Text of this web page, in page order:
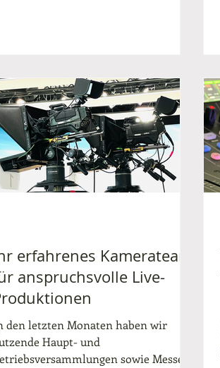
Jeder kann die
- auch spontan nachts
Jeder! Wir dürfen an dieser
(wie so häufig) nicht genau
sprechen, woran wir drei
gearbeitet haben. Aber was
erfahrenes Kamerateam
anspruchsvolle Live-
den letzten Monaten haben wir
Haupt- und
sowie Messe-